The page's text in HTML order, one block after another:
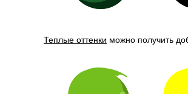
Теплые оттенки можно получить